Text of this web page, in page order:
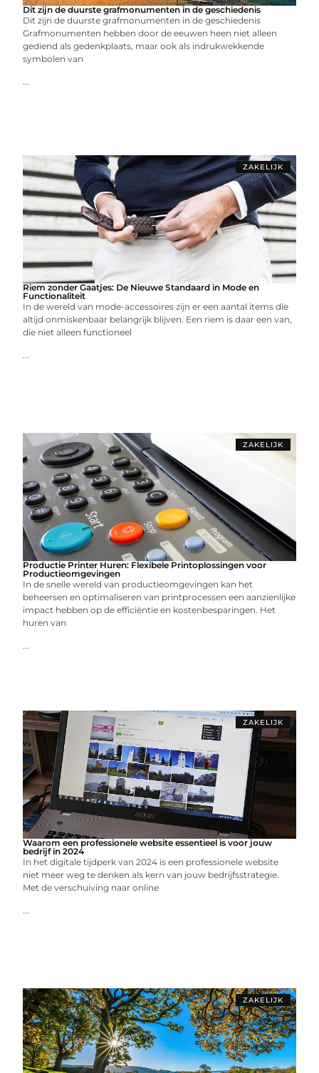
Dit zijn de duurste grafmonumenten in de geschiedenis
Dit zijn de duurste grafmonumenten in de geschiedenis
Grafmonumenten hebben door de eeuwen heen niet alleen
gediend als gedenkplaats, maar ook als indrukwekkende
symbolen van
...
ZAKELIJK
Riem zonder Gaatjes: De Nieuwe Standaard in Mode en
Functionaliteit
In de wereld van mode-accessoires zijn er een aantal items die
altijd onmiskenbaar belangrijk blijven. Een riem is daar een van,
die niet alleen functioneel
...
ZAKELIJK
Productie Printer Huren: Flexibele Printoplossingen voor
Productieomgevingen
In de snelle wereld van productieomgevingen kan het
beheersen en optimaliseren van printprocessen een aanzienlijke
impact hebben op de efficiëntie en kostenbesparingen. Het
huren van
...
ZAKELIJK
Waarom een professionele website essentieel is voor jouw
bedrijf in 2024
In het digitale tijdperk van 2024 is een professionele website
niet meer weg te denken als kern van jouw bedrijfsstrategie.
Met de verschuiving naar online
...
ZAKELIJK